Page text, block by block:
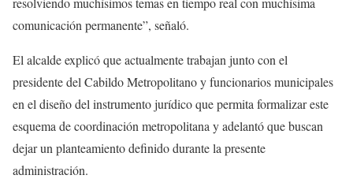
comunicación permanente”, señaló.
El alcalde explicó que actualmente trabajan junto con el
presidente del Cabildo Metropolitano y funcionarios municipales
en el diseño del instrumento jurídico que permita formalizar este
esquema de coordinación metropolitana y adelantó que buscan
dejar un planteamiento definido durante la presente
administración.